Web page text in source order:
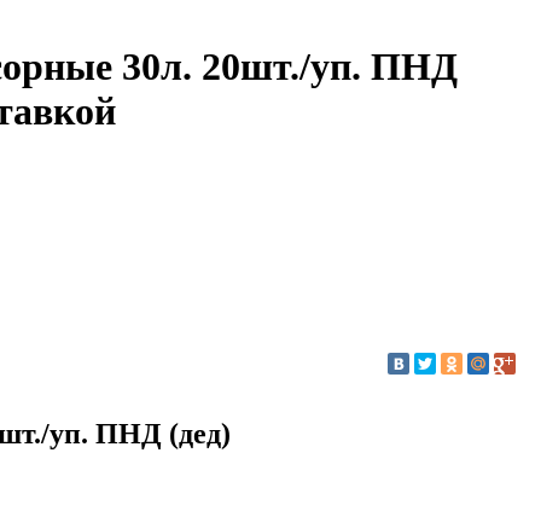
30л. 20шт./уп. ПНД
уп. ПНД (дед)